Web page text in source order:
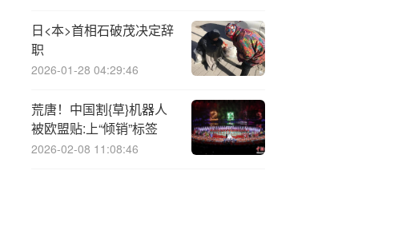
日<本>首相石破茂决定辞
职
2026-01-28 04:29:46
荒唐！中国割{草}机器人
被欧盟贴:上“倾销”标签
2026-02-08 11:08:46